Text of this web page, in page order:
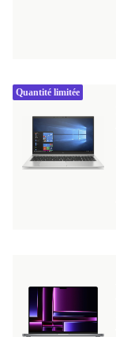
Quantité limitée